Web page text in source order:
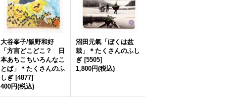
大谷峯子/飯野和好
「方言どこどこ？ 日
本あちこちいろんなこ
とば」＊たくさんのふ
しぎ [4877]
400円(税込)
沼田元氣「ぼくは盆
栽」＊たくさんのふし
ぎ [5505]
1,800円(税込)